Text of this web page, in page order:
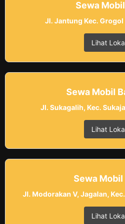
Sewa
Jl. Jantung Kec.
Lihat
Sewa Mobil
Jl. Sukagalih, Kec.
Lihat
Sewa Mobil
Jl. Modorakan V, Jagalan,
Lihat